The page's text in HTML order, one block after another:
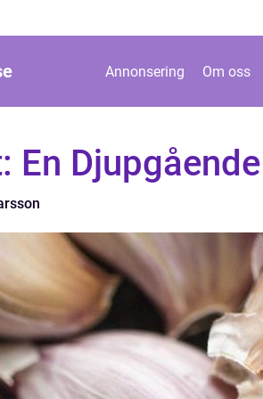
Annonsering Om oss
En